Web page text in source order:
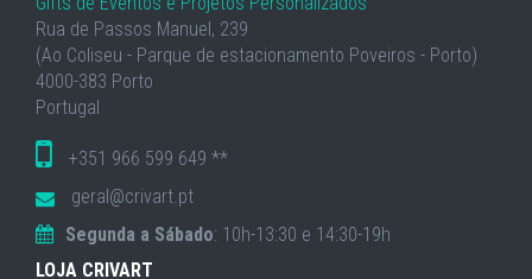
Rua de Passos Manuel, 239
(Ao Coliseu - Parque de estacionamento Poveiros - Porto)
4000-383 Porto
Portugal
+351 966 599 649 **
geral@crivart.pt
Segunda a Sábado: 10h-13:30 e 14:30-19h
LOJA CRIVART